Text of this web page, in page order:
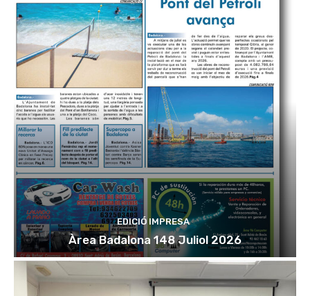
EDICIÓ IMPRESA
Àrea Badalona 148 Juliol 2026